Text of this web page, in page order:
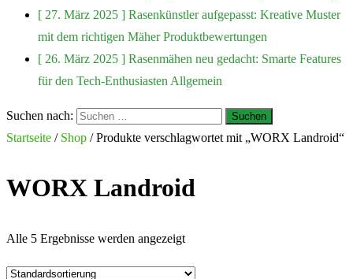
[ 27. März 2025 ] Rasenkünstler aufgepasst: Kreative Muster
mit dem richtigen MäherProduktbewertungen
[ 26. März 2025 ] Rasenmähen neu gedacht: Smarte Features
für den Tech-Enthusiasten Allgemein
Suchen nach:
Startseite / Shop / Produkte verschlagwortet mit „WORX Landroid“
WORX Landroid
Alle 5 Ergebnisse werden angezeigt